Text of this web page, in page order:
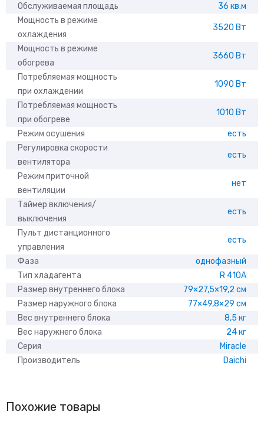
Обслуживаемая площадь
36 кв.м
Мощность в режиме
охлаждения
3520 Вт
Мощность в режиме
обогрева
3660 Вт
Потребляемая мощность
при охлаждении
1090 Вт
Потребляемая мощность
при обогреве
1010 Вт
Режим осушения
есть
Регулировка скорости
вентилятора
есть
Режим приточной
вентиляции
нет
Таймер включения/
выключения
есть
Пульт дистанционного
управления
есть
Фаза
однофазный
Тип хладагента
R 410A
Размер внутреннего блока
79×27,5×19,2 см
Размер наружного блока
77×49,8×29 см
Вес внутреннего блока
8,5 кг
Вес наружнего блока
24 кг
Серия
Miracle
Производитель
Daichi
Похожие товары